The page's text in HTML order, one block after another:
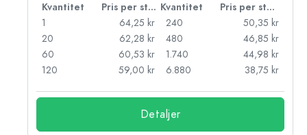
Kvantitet Pris per styck Kvantitet
Pris per styck
1
64,25 kr
20
62,28 kr
60
60,53 kr
120
59,00 kr
240
50,35 kr
480
46,85 kr
1.740
44,98 kr
6.880
38,75 kr
Detaljer